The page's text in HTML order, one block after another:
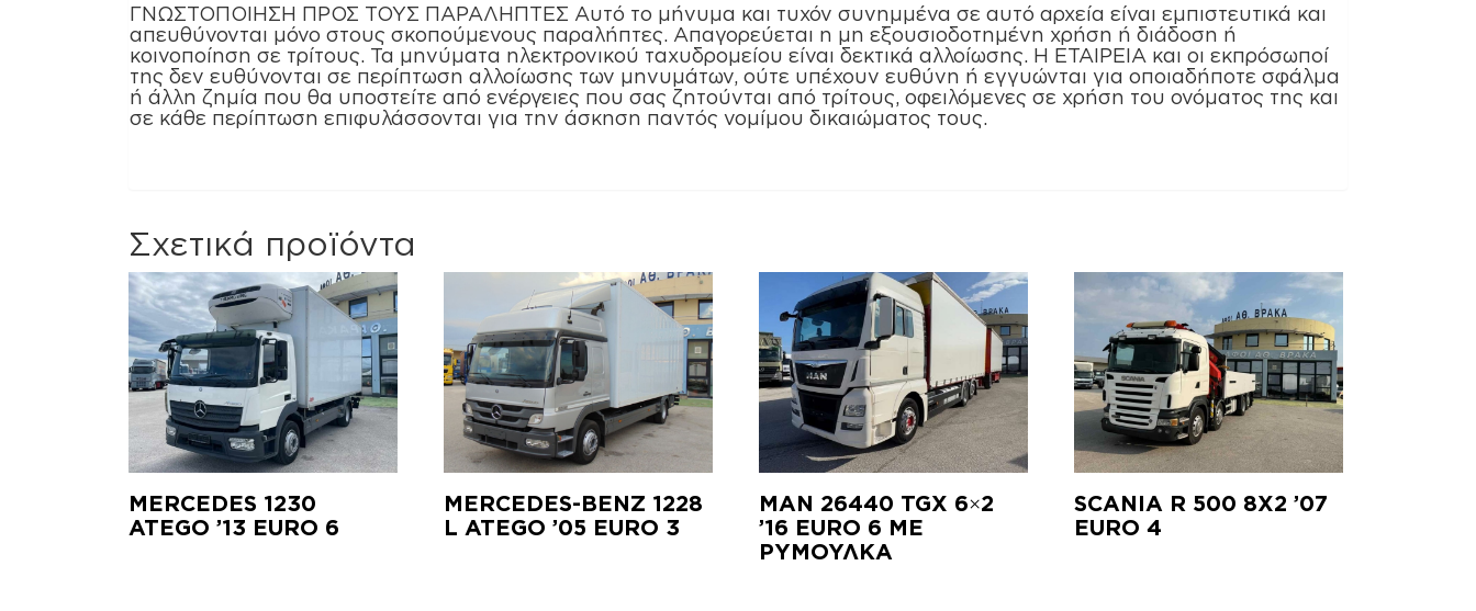
ΓΝΩΣΤΟΠΟΙΗΣΗ ΠΡΟΣ ΤΟΥΣ ΠΑΡΑΛΗΠΤΕΣ Αυτό το μήνυμα και τυχόν συνημμένα σε αυτό αρχεία είναι εμπιστευτικά και
απευθύνονται μόνο στους σκοπούμενους παραλήπτες. Απαγορεύεται η μη εξουσιοδοτημένη χρήση ή διάδοση ή
κοινοποίηση σε τρίτους. Τα μηνύματα ηλεκτρονικού ταχυδρομείου είναι δεκτικά αλλοίωσης. Η ΕΤΑΙΡΕΙΑ και οι εκπρόσωποί
της δεν ευθύνονται σε περίπτωση αλλοίωσης των μηνυμάτων, ούτε υπέχουν ευθύνη ή εγγυώνται για οποιαδήποτε σφάλμα
ή άλλη ζημία που θα υποστείτε από ενέργειες που σας ζητούνται από τρίτους, οφειλόμενες σε χρήση του ονόματος της και
σε κάθε περίπτωση επιφυλάσσονται για την άσκηση παντός νομίμου δικαιώματος τους.
Σχετικά προϊόντα
MERCEDES 1230
ATEGO ’13 EURO 6
MERCEDES-BENZ 1228
L ATEGO ’05 EURO 3
ΜΑΝ 26440 TGX 6×2
’16 EURO 6 ΜΕ
ΡΥΜΟΥΛΚΑ
SCANIA R 500 8X2 ’07
EURO 4